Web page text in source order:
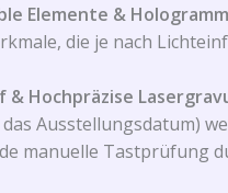
Elemente &
die je nach
& Hochpräzise
das Ausstellungsdatum)
manuelle Tastprüfung